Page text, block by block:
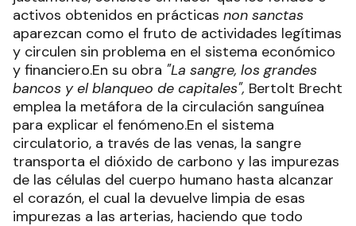
activos obtenidos en prácticas non sanctas
aparezcan como el fruto de actividades legítimas
y circulen sin problema en el sistema económico
y financiero.En su obra "La sangre, los grandes
bancos y el blanqueo de capitales", Bertolt Brecht
emplea la metáfora de la circulación sanguínea
para explicar el fenómeno.En el sistema
circulatorio, a través de las venas, la sangre
transporta el dióxido de carbono y las impurezas
de las células del cuerpo humano hasta alcanzar
el corazón, el cual la devuelve limpia de esas
impurezas a las arterias, haciendo que todo